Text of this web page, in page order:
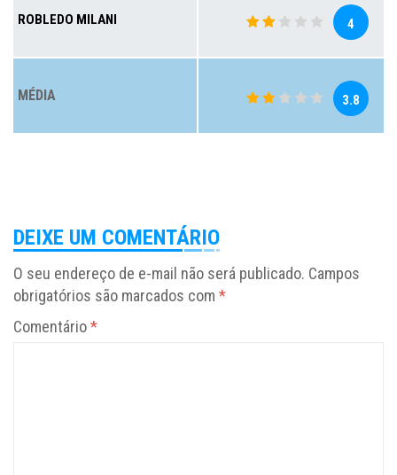
ROBLEDO MILANI 4
MÉDIA 3.8
DEIXE UM COMENTÁRIO
O seu endereço de e-mail não será publicado. Campos
obrigatórios são marcados com *
Comentário*